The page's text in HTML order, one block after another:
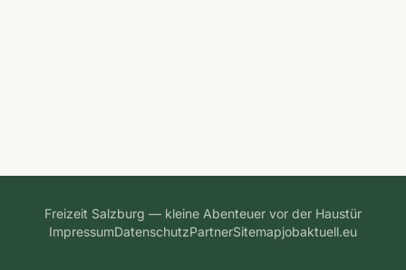
Freizeit Salzburg — kleine Abenteuer vor der Haustür
ImpressumDatenschutzPartnerSitemapjobaktuell.eu